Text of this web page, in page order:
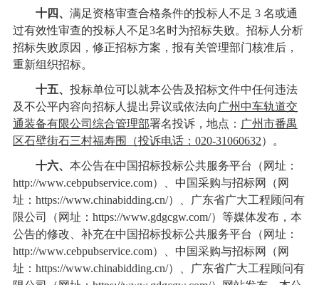
十四、 满足资格审查合格条件的投标人不足 3 名或通
过有效性审查的投标人不足3名时为招标失败。招标人分析
招标失败原因，修正招标方案，报有关管理部门核准后，
重新组织招标。
十五、 投标单位可以就本公告及招标文件中任何违法
及不公平内容向招标人提出异议或依法向 广州中车轨道交
通装备有限公司综合管理部署名投诉，地点： 广州市番禺
区石壁街石三村福寿围
（投诉电话： 020-31060632）。
十六、 本公告在中国招标投标公共服务平台（网址：
http://www.cebpubservice.com）、中国采购与招标网（网
址： https://www.chinabidding.cn/）、
广东省广大工程顾问有
限公司
（网址： https://www.gdgcgw.com/）等媒体发布，本
公告的修改、补充在中国招标投标公共服务平台（网址：
http://www.cebpubservice.com）、中国采购与招标网（网
址： https://www.chinabidding.cn/）、
广东省广大工程顾问有